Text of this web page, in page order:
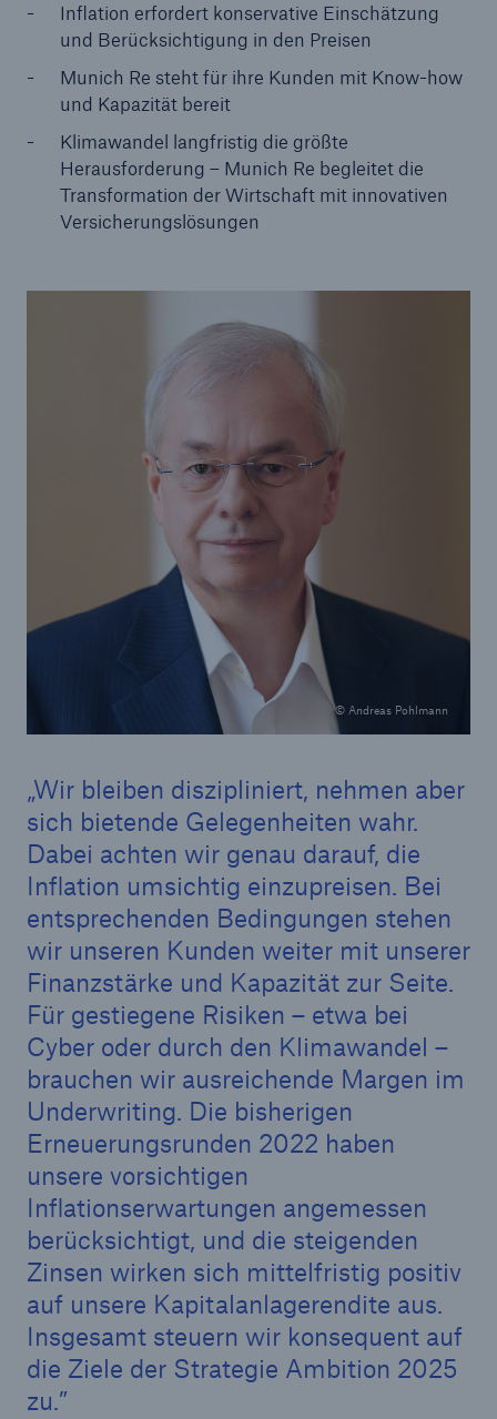
Inflation erfordert konservative Einschätzung
und Berücksichtigung in den Preisen
Munich Re steht für ihre Kunden mit Know-how
und Kapazität bereit
Klimawandel langfristig die größte
Herausforderung – Munich Re begleitet die
Transformation der Wirtschaft mit innovativen
Versicherungslösungen
© Andreas Pohlmann
Wir bleiben diszipliniert, nehmen aber
sich bietende Gelegenheiten wahr.
Dabei achten wir genau darauf, die
Inflation umsichtig einzupreisen. Bei
entsprechenden Bedingungen stehen
wir unseren Kunden weiter mit unserer
Finanzstärke und Kapazität zur Seite.
Für gestiegene Risiken – etwa bei
Cyber oder durch den Klimawandel –
brauchen wir ausreichende Margen im
Underwriting. Die bisherigen
Erneuerungsrunden 2022 haben
unsere vorsichtigen
Inflationserwartungen angemessen
berücksichtigt, und die steigenden
Zinsen wirken sich mittelfristig positiv
auf unsere Kapitalanlagerendite aus.
Insgesamt steuern wir konsequent auf
die Ziele der Strategie Ambition 2025
zu.
Marine Trend Radar 2025
Naturkatastrophen
Versicherungslücke: der Anteil der nicht
versicherten Schäden aus Naturkatastrophen
seit 1980 beträgt
71.8%
Lösungen
Sachdeckung durch einen leistungsfähigen
Rückversicherungspartner